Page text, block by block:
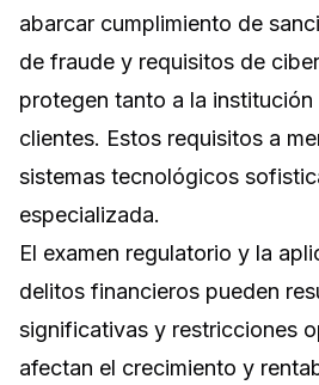
abarcar cumplimiento de
de fraude y requisitos de
protegen tanto a la institución
clientes. Estos requisitos a
sistemas tecnológicos
especializada.
El examen regulatorio y la
delitos financieros pueden
significativas y restricciones
afectan el crecimiento y